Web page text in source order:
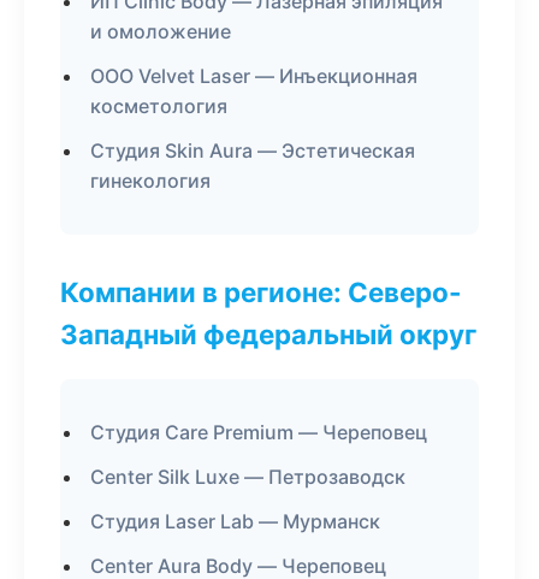
и омоложение
ООО Velvet Laser — Инъекционная
косметология
Студия Skin Aura — Эстетическая
гинекология
Компании в регионе: Северо-
Западный федеральный округ
Студия Care Premium — Череповец
Center Silk Luxe — Петрозаводск
Студия Laser Lab — Мурманск
Center Aura Body — Череповец